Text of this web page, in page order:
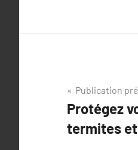
de
l’article
Publication
Protégez
termites